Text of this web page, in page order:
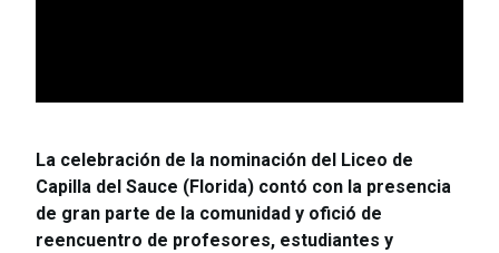
La celebración de la nominación del Liceo de
Capilla del Sauce (Florida) contó con la presencia
de gran parte de la comunidad y ofició de
reencuentro de profesores, estudiantes y